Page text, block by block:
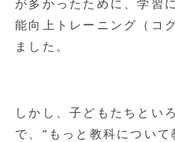
が多かったために、学習
能向上トレーニング（コ
ました。
しかし、子どもたちとい
で、”もっと教科につい